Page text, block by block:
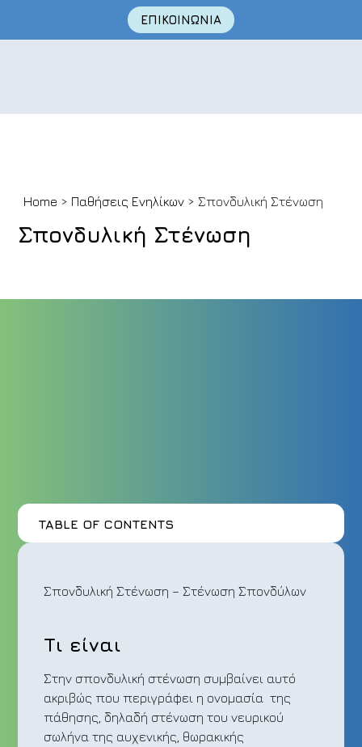
content
ΕΠΙΚΟΙΝΩΝΙΑ
Home > Παθήσεις Ενηλίκων > Σπονδυλική Στένωση
Σπονδυλική Στένωση
Σπονδυλική Στένωση – Στένωση Σπονδύλων
Τι είναι
Στην σπονδυλική στένωση συμβαίνει αυτό
ακριβώς που περιγράφει η ονομασία της
πάθησης, δηλαδή στένωση του νευρικού
σωλήνα της αυχενικής, θωρακικής
TABLE OF CONTENTS